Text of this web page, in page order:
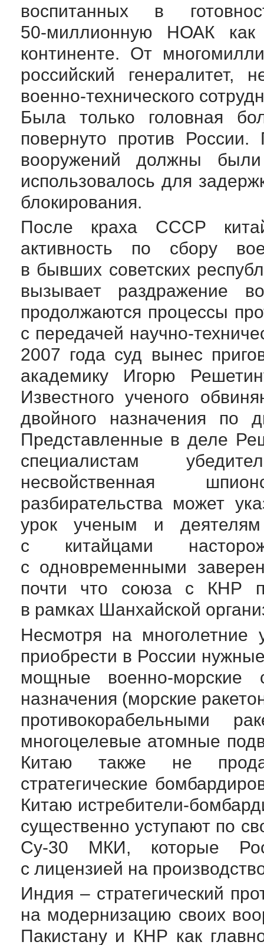
воспитанных в
50-миллионную НОАК как
континенте. От
российский
военно-технического
Была только головная
повернуто против России.
вооружений должны
использовалось для
блокирования.
После краха СССР
активность по сбору
в бывших советских
вызывает раздражение
продолжаются процессы
с передачей научно-
2007 года суд вынес
академику Игорю
Известного ученого
двойного назначения по
Представленные в деле
специалистам
несвойственная
разбирательства может
урок ученым и
с китайцами
с одновременными
почти что союза с КНР
в рамках Шанхайской
Несмотря на
приобрести в России
мощные военно-морские
назначения (морские
противокорабельными
многоцелевые атомные
Китаю также не
стратегические
Китаю истребители-
существенно уступают по
Су-30 МКИ, которые
с лицензией на
Индия – стратегический
на модернизацию своих
Пакистану и КНР как